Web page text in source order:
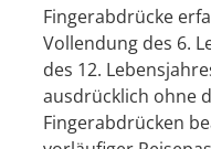
Fingerabdrücke
Vollendung des 6.
des 12.
ausdrücklich ohne
Fingerabdrücken